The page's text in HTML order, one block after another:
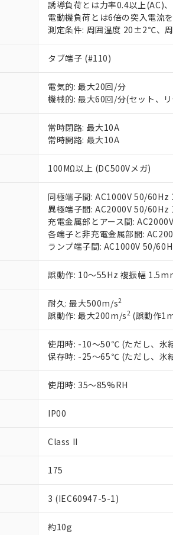
誘導負荷とは力率0.4以上(AC)
電動機負荷とは6倍の突入電流を
測定条件: 周囲温度 20±2℃、
タブ端子 (#110)
電気的: 最大20回/分
機械的: 最大60回/分(セット、
常時閉路: 最大10A
常時開路: 最大10A
100MΩ以上 (DC500Vメガ)
同極端子間: AC1000V 50/
異極端子間: AC2000V 50/
充電金属部とアース間:
各端子と非充電金属部間:
ランプ端子間: AC1000V 50/
誤動作: 10～55Hz 複振幅
耐久: 最大500m/s2
誤動作: 最大200m/s2(誤動作
使用時: -10～50℃ (ただし、氷
保存時: -25～65℃ (ただし、氷
使用時: 35～85%RH
IP00
Class II
175
3 (IEC60947-5-1)
約10g
以下の条件をお読みいただ
本サービスは、当社制
当社制御機器事業取
在庫状況および標準価
のであり、閲覧された
い。
正式な納期状況および
当社販売員にご相談く
オムロン制御機器販売
マイパーツ機能（部品
ている必要があります
お客様が当ウェブサイ
が、当社の製品・サー
さい。
※当社の共同利用者と
いる法人を指します。
があります。
*EU RoHS指令（10物質）：
鉛(Pb) 1000ppm以下、 水銀(Hg)
六価クロム(Cr(Ⅵ)) 1000ppm以下、
フタル酸ビス(2-エチルヘキシル)
ル（DBP） 1000ppm以下、フタル
但し、RoHS指令で産業用監視およ
フタル酸エステル類の４物質につい
※2 対応予定月
※3 非含有証明書ダウン
下記の非含有証明書をダウ
EU RoHS指令（10物質）の
51物質の非含有証明書（当
※本証明書は発行日時点で非
また、RoHS指令のフタル
混在することから備考欄に
既に当社にて対応品への在
り割愛しております。
「○」：最大均質材料含有率
「×」：最大均質材料含有率
「－」：未確認です。当社
Cr(Ⅵ)(六価クロム) : 1000ppm、
DBP(フタル酸ジブチル) : 1000ppm
DEHP(フタル酸ビス(2-エチルヘキ
※2 環境保護使用期限
「ｅ」：有害物質（10物質
「10」：通常の使用状況下
「－」：未確認です。当社
当社は、これら貴社
などの必要な手続きを
当社は規制貨物を破棄
ます。
当社は貴社製品を、核
置等に一切使用いたし
当社は、貴社製品を第
また当社は、販売先お
記
説明
○ 一定数以上の在庫
△ 一定数には満たな
－
在庫なし(最新の
機器販売店・当社
空
白
受注生産機種、ま